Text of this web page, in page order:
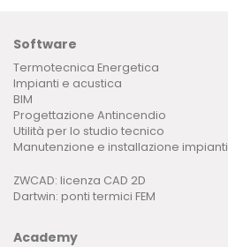
Software
Termotecnica Energetica
Impianti e acustica
BIM
Progettazione Antincendio
Utilità per lo studio tecnico
Manutenzione e installazione impianti
ZWCAD: licenza CAD 2D
Dartwin: ponti termici FEM
Academy